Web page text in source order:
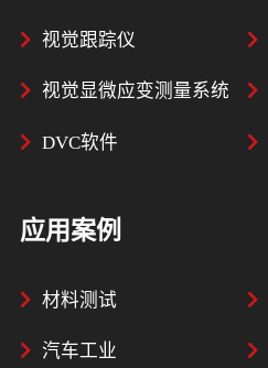
视觉跟踪仪
视觉显微应变测量系统
DVC软件
应用案例
材料测试
汽车工业